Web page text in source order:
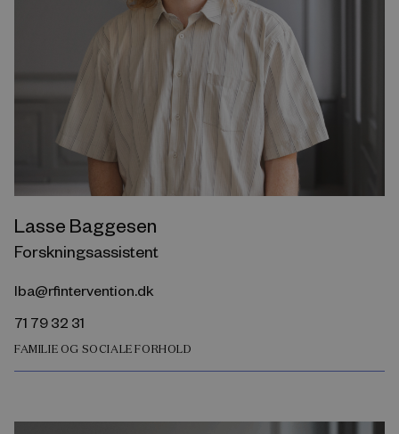
Lasse Baggesen
Forskningsassistent
lba@rfintervention.dk
71 79 32 31
FAMILIE OG SOCIALE FORHOLD